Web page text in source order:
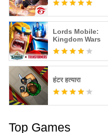
Lords Mobile:
Kingdom Wars
हंटर हत्यारा
Top Games